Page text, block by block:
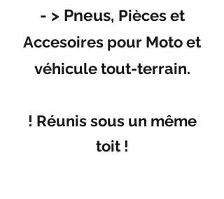
- > Pneus, Pièces et
Accesoires pour Moto et
véhicule tout-terrain.
! Réunis sous un même
toit !